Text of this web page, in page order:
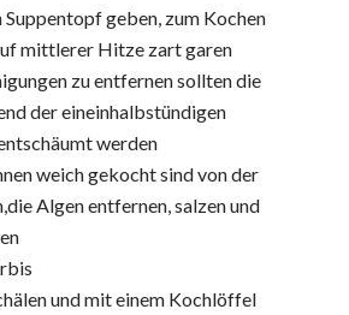
Suppentopf geben, zum Kochen
mittlerer Hitze zart garen
zu entfernen sollten die
der eineinhalbstündigen
werden
weich gekocht sind von der
Algen entfernen, salzen und
und mit einem Kochlöffel